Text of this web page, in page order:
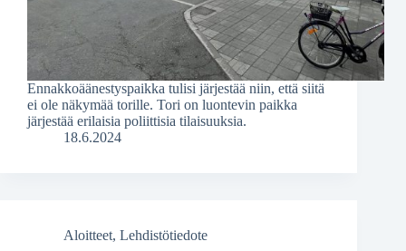
Ennakkoäänestyspaikka tulisi järjestää niin, että siitä
ei ole näkymää torille. Tori on luontevin paikka
järjestää erilaisia poliittisia tilaisuuksia.
18.6.2024
Aloitteet, Lehdistötiedote